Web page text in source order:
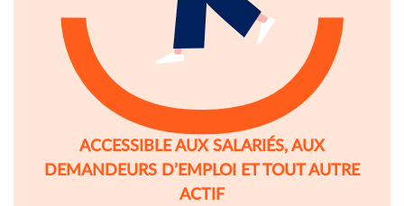
ACCESSIBLE AUX SALARIÉS, AUX
DEMANDEURS D’EMPLOI ET TOUT AUTRE
ACTIF